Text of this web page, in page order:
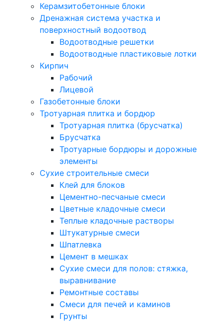
Керамзитобетонные блоки
Дренажная система участка и
поверхностный водоотвод
Водоотводные решетки
Водоотводные пластиковые лотки
Кирпич
Рабочий
Лицевой
Газобетонные блоки
Тротуарная плитка и бордюр
Тротуарная плитка (брусчатка)
Брусчатка
Тротуарные бордюры и дорожные
элементы
Сухие строительные смеси
Клей для блоков
Цементно-песчаные смеси
Цветные кладочные смеси
Теплые кладочные растворы
Штукатурные смеси
Шпатлевка
Цемент в мешках
Сухие смеси для полов: стяжка,
выравнивание
Ремонтные составы
Смеси для печей и каминов
Грунты